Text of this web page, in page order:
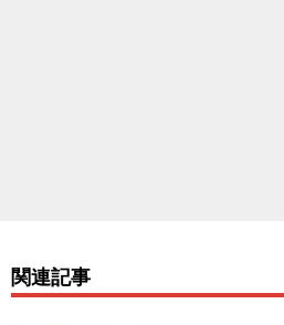
関連記事